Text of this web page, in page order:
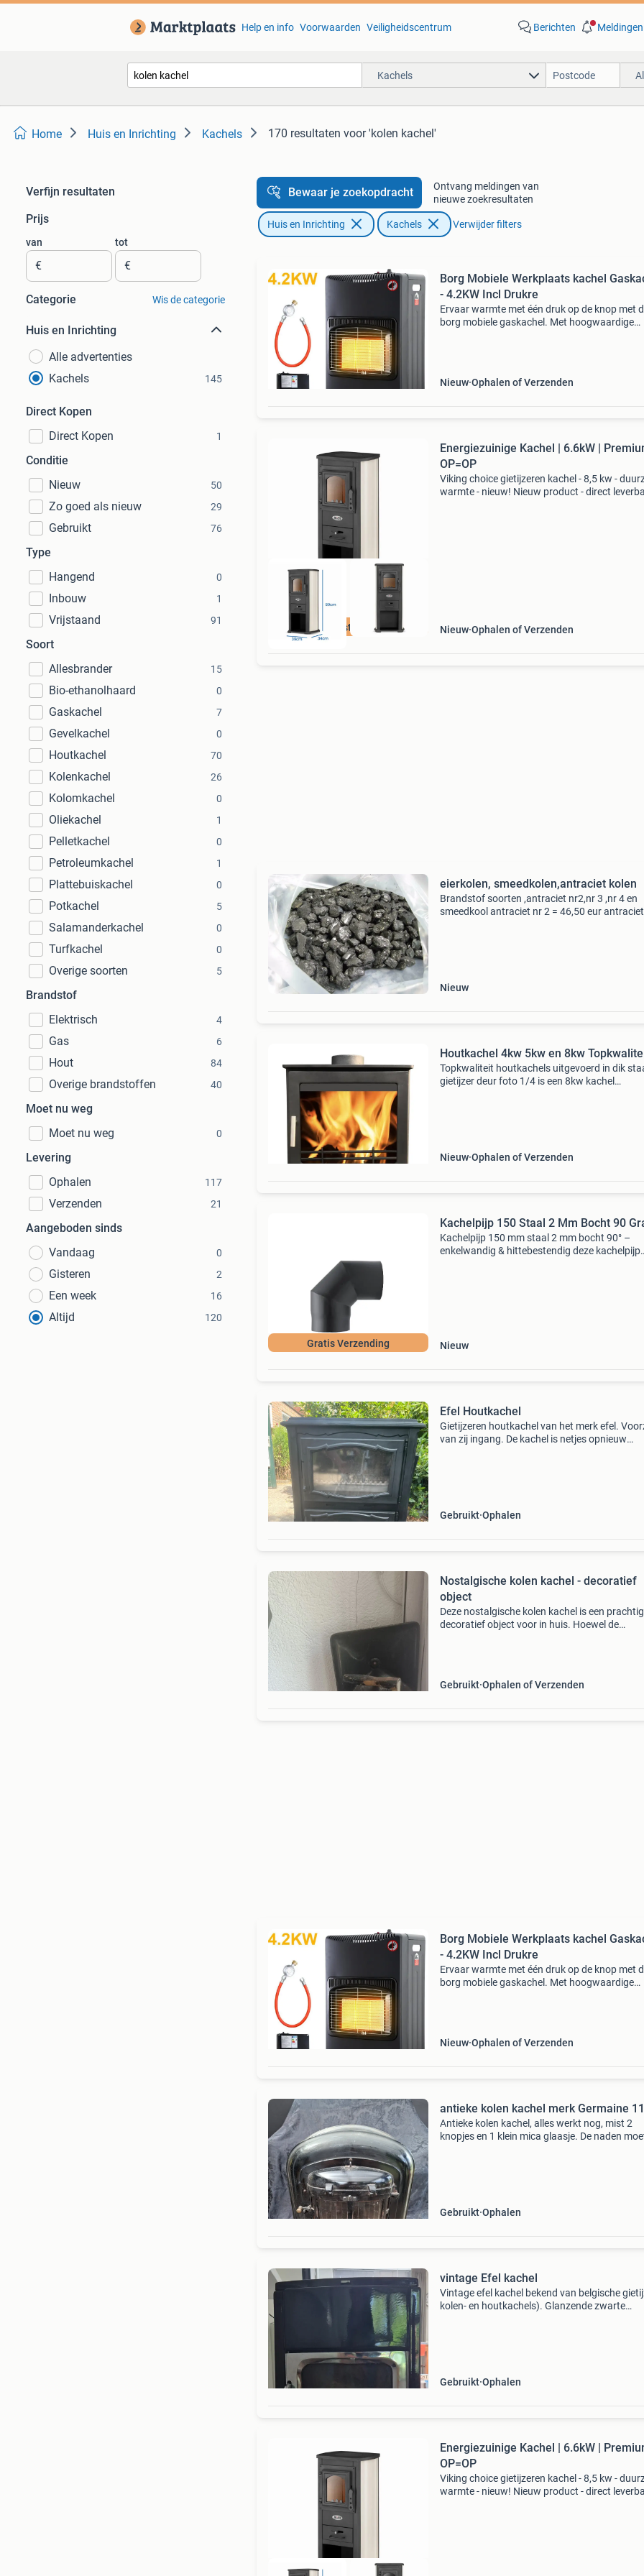
Help en info Voorwaarden Veiligheidscentrum Berichten Meldingen
Kachels
Home Huis en Inrichting Kachels 170 resultaten voor 'kolen kachel'
Verfijn resultaten
Prijs
van
€
tot
€
Categorie Wis de categorie
Huis en Inrichting
Alle advertenties
Kachels
145
Direct Kopen
Direct Kopen
1
Conditie
Nieuw
50
Zo goed als nieuw 29
Gebruikt 76
Type
Hangend
0
Inbouw 1
Vrijstaand 91
Soort
Allesbrander
15
Bio-ethanolhaard 0
Gaskachel 7
Gevelkachel 0
Houtkachel 70
Kolenkachel 26
Kolomkachel 0
Oliekachel 1
Pelletkachel 0
Petroleumkachel 1
Plattebuiskachel 0
Potkachel 5
Salamanderkachel 0
Turfkachel 0
Overige soorten 5
Brandstof
Elektrisch
4
Gas 6
Hout 84
Overige brandstoffen 40
Moet nu weg
Moet nu weg
0
Levering
Ophalen
117
Verzenden 21
Aangeboden sinds
Vandaag
0
Gisteren 2
Een week 16
Altijd 120
Bewaar je zoekopdracht
Ontvang meldingen van
nieuwe zoekresultaten
Huis en Inrichting Kachels Verwijder filters
Borg Mobiele Werkplaats kachel
- 4.2KW Incl Drukre
Ervaar warmte met één druk op de knop met
borg mobiele gaskachel. Met hoogwaardige
Nieuw Ophalen of Verzenden
De beste prijs
Energiezuinige Kachel | 6.6kW |
OP=OP
Viking choice gietijzeren kachel - 8,5 kw -
warmte - nieuw! Nieuw product - direct
Nieuw Ophalen of Verzenden
eierkolen, smeedkolen,antraciet kolen
Brandstof soorten ,antraciet nr2,nr 3 ,nr 4 en
smeedkool antraciet nr 2 = 46,50 eur
Nieuw
Houtkachel 4kw 5kw en 8kw
Topkwaliteit houtkachels uitgevoerd in dik
gietijzer deur foto 1/4 is een 8kw kachel
Nieuw Ophalen of Verzenden
Gratis Verzending
Kachelpijp 150 Staal 2 Mm Bocht 90
Kachelpijp 150 mm staal 2 mm bocht 90° –
enkelwandig & hittebestendig deze kachelpijp
Nieuw
Efel Houtkachel
Gietijzeren houtkachel van het merk efel.
van zij ingang. De kachel is netjes opnieuw
Gebruikt Ophalen
Nostalgische kolen kachel - decoratief
object
Deze nostalgische kolen kachel is een prachtig
decoratief object voor in huis. Hoewel de
Gebruikt Ophalen of Verzenden
Borg Mobiele Werkplaats kachel
- 4.2KW Incl Drukre
Ervaar warmte met één druk op de knop met
borg mobiele gaskachel. Met hoogwaardige
Nieuw Ophalen of Verzenden
antieke kolen kachel merk Germaine
Antieke kolen kachel, alles werkt nog, mist 2
knopjes en 1 klein mica glaasje. De naden
Gebruikt Ophalen
vintage Efel kachel
Vintage efel kachel bekend van belgische
kolen- en houtkachels). Glanzende zwarte
Gebruikt Ophalen
Energiezuinige Kachel | 6.6kW |
OP=OP
Viking choice gietijzeren kachel - 8,5 kw -
warmte - nieuw! Nieuw product - direct